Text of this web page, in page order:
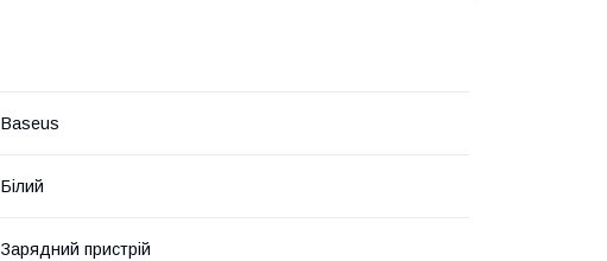
Baseus
Білий
Зарядний пристрій